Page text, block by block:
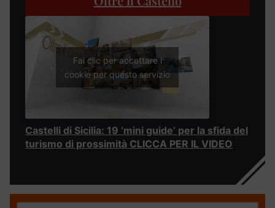
Fai clic per accettare i
cookie per questo servizio
Castelli di Sicilia: 19 ‘mini guide’ per la sfida del
turismo di prossimità CLICCA PER IL VIDEO